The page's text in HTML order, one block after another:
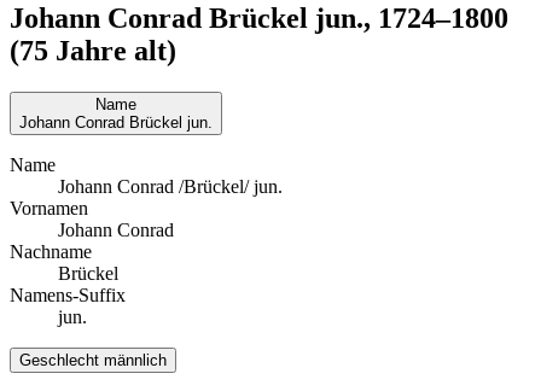
Johann Conrad Brückel jun., 1724–1800
(75 Jahre alt)
Name
Johann Conrad Brückel jun.
Name
Johann Conrad /Brückel/ jun.
Vornamen
Johann Conrad
Nachname
Brückel
Namens-Suffix
jun.
Geschlecht männlich